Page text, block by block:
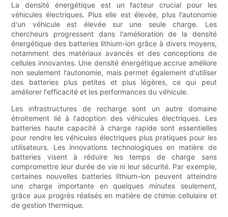
La densité énergétique est un facteur crucial pour les
véhicules électriques. Plus elle est élevée, plus l'autonomie
d'un véhicule est élevée sur une seule charge. Les
chercheurs progressent dans l'amélioration de la densité
énergétique des batteries lithium-ion grâce à divers moyens,
notamment des matériaux avancés et des conceptions de
cellules innovantes. Une densité énergétique accrue améliore
non seulement l'autonomie, mais permet également d'utiliser
des batteries plus petites et plus légères, ce qui peut
améliorer l'efficacité et les performances du véhicule.
Les infrastructures de recharge sont un autre domaine
étroitement lié à l'adoption des véhicules électriques. Les
batteries haute capacité à charge rapide sont essentielles
pour rendre les véhicules électriques plus pratiques pour les
utilisateurs. Les innovations technologiques en matière de
batteries visent à réduire les temps de charge sans
compromettre leur durée de vie ni leur sécurité. Par exemple,
certaines nouvelles batteries lithium-ion peuvent atteindre
une charge importante en quelques minutes seulement,
grâce aux progrès réalisés en matière de chimie cellulaire et
de gestion thermique.